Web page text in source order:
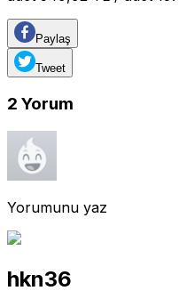
Paylaş
Tweet
2 Yorum
Yorumunu yaz
hkn36